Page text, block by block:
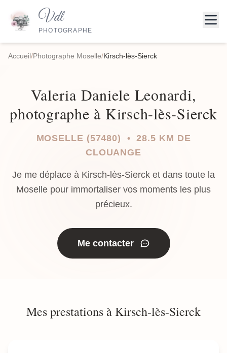
Vdl
PHOTOGRAPHE
Accueil/Photographe Moselle/Kirsch-lès-Sierck
Valeria Daniele Leonardi,
photographe à Kirsch-lès-Sierck
MOSELLE (57480) • 28.5 KM DE
CLOUANGE
Je me déplace à Kirsch-lès-Sierck et dans toute la
Moselle pour immortaliser vos moments les plus
précieux.
Me contacter
Mes prestations à Kirsch-lès-Sierck